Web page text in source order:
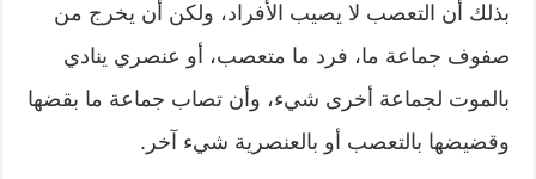
بذلك أن التعصب لا يصيب الأفراد، ولكن أن يخرج من
صفوف جماعة ما، فرد ما متعصب، أو عنصري ينادي
بالموت لجماعة أخرى شيء، وأن تصاب جماعة ما بقضها
وقضيضها بالتعصب أو بالعنصرية شيء آخر.